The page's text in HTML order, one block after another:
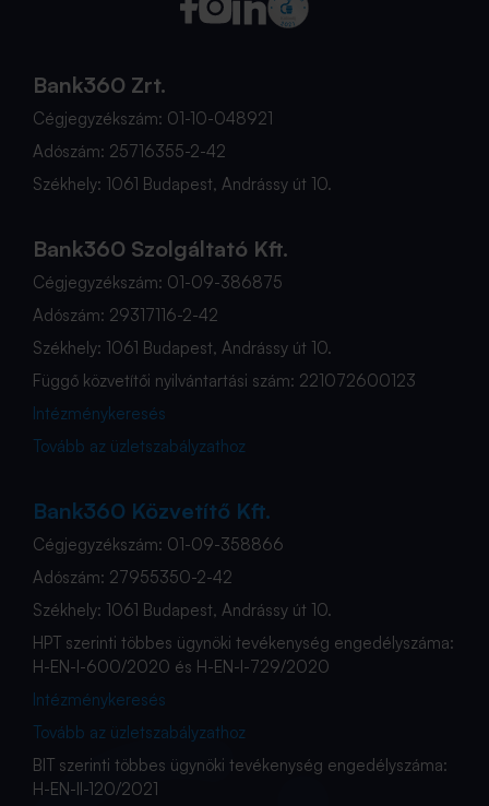
Bank360 Zrt.
Cégjegyzékszám: 01-10-048921
Adószám: 25716355-2-42
Székhely: 1061 Budapest, Andrássy út 10.
Bank360 Szolgáltató Kft.
Cégjegyzékszám: 01-09-386875
Adószám: 29317116-2-42
Székhely: 1061 Budapest, Andrássy út 10.
Függő közvetítői nyilvántartási szám: 221072600123
Intézménykeresés
Tovább az üzletszabályzathoz
Bank360 Közvetítő Kft.
Cégjegyzékszám: 01-09-358866
Adószám: 27955350-2-42
Székhely: 1061 Budapest, Andrássy út 10.
HPT szerinti többes ügynöki tevékenység engedélyszáma:
H-EN-I-600/2020 és H-EN-I-729/2020
Intézménykeresés
Tovább az üzletszabályzathoz
BIT szerinti többes ügynöki tevékenység engedélyszáma:
H-EN-II-120/2021